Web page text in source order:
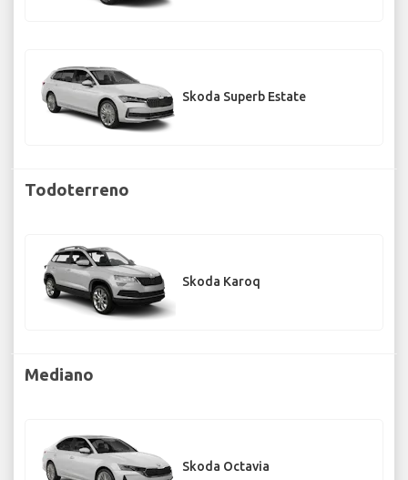
Skoda Superb Estate
Todoterreno
Skoda Karoq
Mediano
Skoda Octavia